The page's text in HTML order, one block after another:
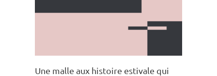
Une malle aux histoire esti­vale qui